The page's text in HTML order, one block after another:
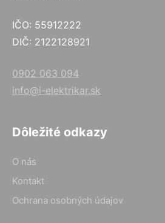
IČO: 55912222
DIČ: 2122128921
0902 063 094
info@i-elektrikar.sk
Dôležité odkazy
O nás
Kontakt
Ochrana osobných údajov